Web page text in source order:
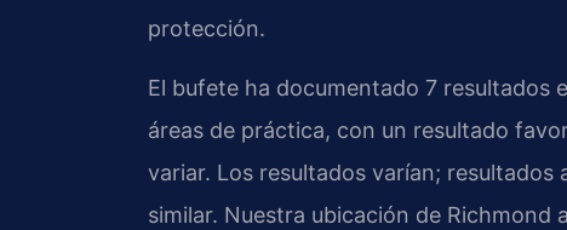
protección.
El bufete ha documentado 7 resultados
áreas de práctica, con un resultado
variar. Los resultados varían;
similar. Nuestra ubicación de Richmond